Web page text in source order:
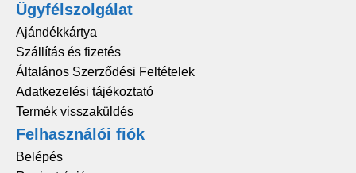
Ügyfélszolgálat
Ajándékkártya
Szállítás és fizetés
Általános Szerződési Feltételek
Adatkezelési tájékoztató
Termék visszaküldés
Felhasználói fiók
Belépés